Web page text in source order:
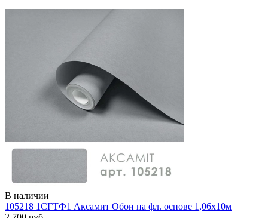
В наличии
105218 1СГТФ1 Аксамит Обои на фл. основе 1,06х10м